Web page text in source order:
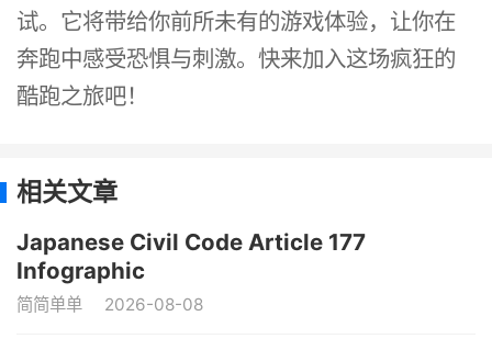
试。它将带给你前所未有的游戏体验，让你在
奔跑中感受恐惧与刺激。快来加入这场疯狂的
酷跑之旅吧！
相关文章
Japanese Civil Code Article 177
Infographic
简简单单 2026-08-08